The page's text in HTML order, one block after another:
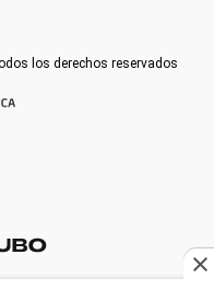
los derechos reservados